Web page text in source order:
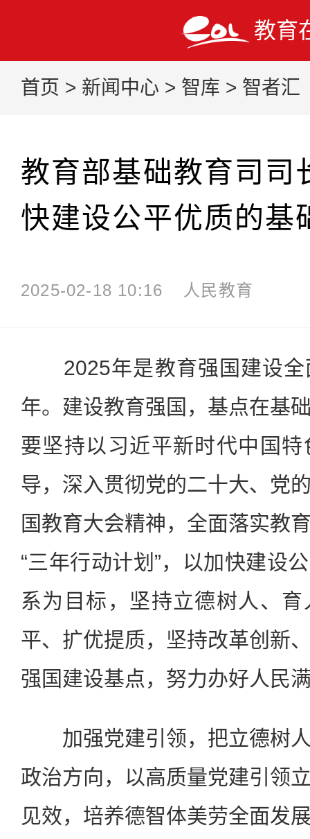
教育
首页 > 新闻中心 > 智库 > 智者汇
教育部基础教育司司
快建设公平优质的基
2025-02-18 10:16 人民教育
2025年是教育强国建设全
年。建设教育强国，基点在基
要坚持以习近平新时代中国
导，深入贯彻党的二十大、党
国教育大会精神，全面落实教
“三年行动计划”，以加快建设
系为目标，坚持立德树人、
平、扩优提质，坚持改革创新
强国建设基点，努力办好人民
加强党建引领，把立德树人
政治方向，以高质量党建引领
见效，培养德智体美劳全面发